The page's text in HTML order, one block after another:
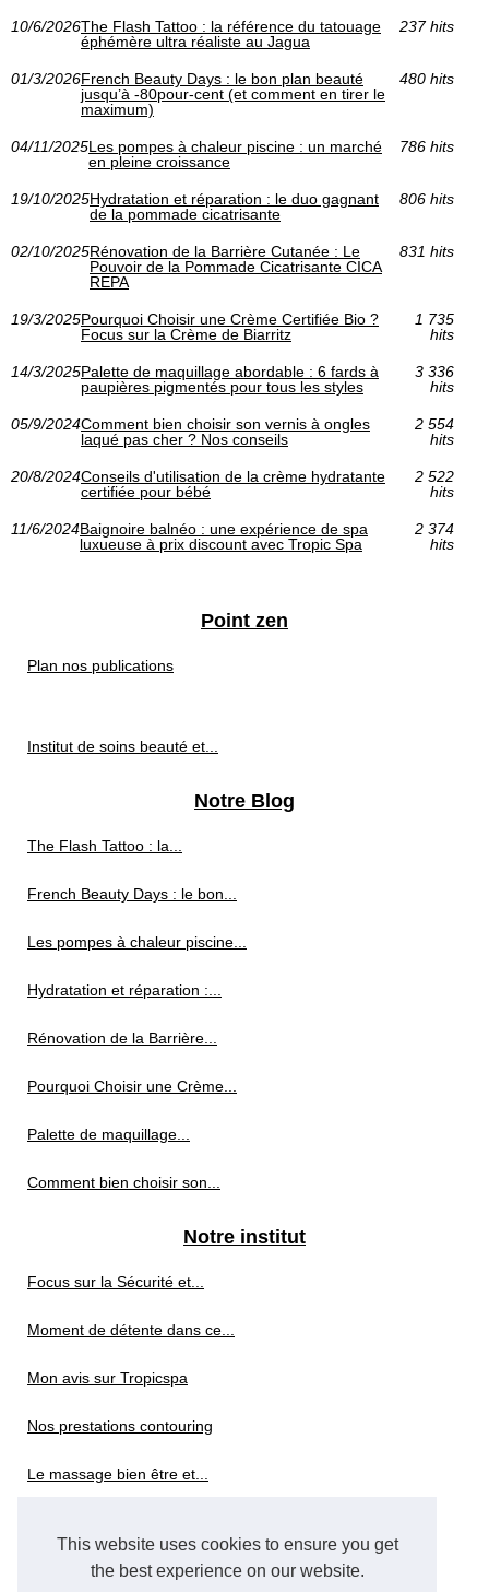
This website uses cookies to ensure you get
the best experience on our website.
10/6/2026The Flash Tattoo : la référence du tatouage
éphémère ultra réaliste au Jagua
237 hits
01/3/2026French Beauty Days : le bon plan beauté
jusqu’à -80pour-cent (et comment en tirer le
maximum)
480 hits
04/11/2025Les pompes à chaleur piscine : un marché
en pleine croissance
786 hits
19/10/2025Hydratation et réparation : le duo gagnant
de la pommade cicatrisante
806 hits
02/10/2025Rénovation de la Barrière Cutanée : Le
Pouvoir de la Pommade Cicatrisante CICA
REPA
831 hits
19/3/2025Pourquoi Choisir une Crème Certifiée Bio ?
Focus sur la Crème de Biarritz
1 735
hits
14/3/2025Palette de maquillage abordable : 6 fards à
paupières pigmentés pour tous les styles
3 336
hits
05/9/2024Comment bien choisir son vernis à ongles
laqué pas cher ? Nos conseils
2 554
hits
20/8/2024Conseils d'utilisation de la crème hydratante
certifiée pour bébé
2 522
hits
11/6/2024Baignoire balnéo : une expérience de spa
luxueuse à prix discount avec Tropic Spa
2 374
hits
Point zen
Plan nos publications
Institut de soins beauté et...
Notre Blog
The Flash Tattoo : la...
French Beauty Days : le bon...
Les pompes à chaleur piscine...
Hydratation et réparation :...
Rénovation de la Barrière...
Pourquoi Choisir une Crème...
Palette de maquillage...
Comment bien choisir son...
Notre institut
Focus sur la Sécurité et...
Moment de détente dans ce...
Mon avis sur Tropicspa
Nos prestations contouring
Le massage bien être et...
Déstresser via une cure de...